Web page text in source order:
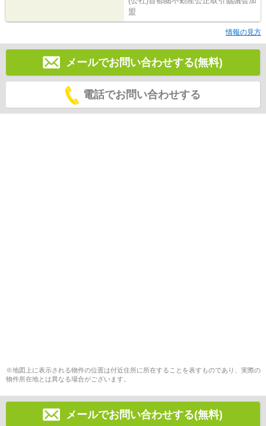
盟
情報の見方
メールでお問い合わせする(無料)
電話でお問い合わせする
※地図上に表示される物件の位置は付近住所に所在することを表すものであり、実際の
物件所在地とは異なる場合がございます。
メールでお問い合わせする(無料)